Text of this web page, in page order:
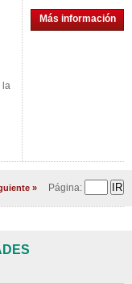
la
Más información
» Página: